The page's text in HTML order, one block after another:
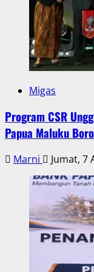
Migas
Program CSR
Papua Maluku
Marni Jumat, 7